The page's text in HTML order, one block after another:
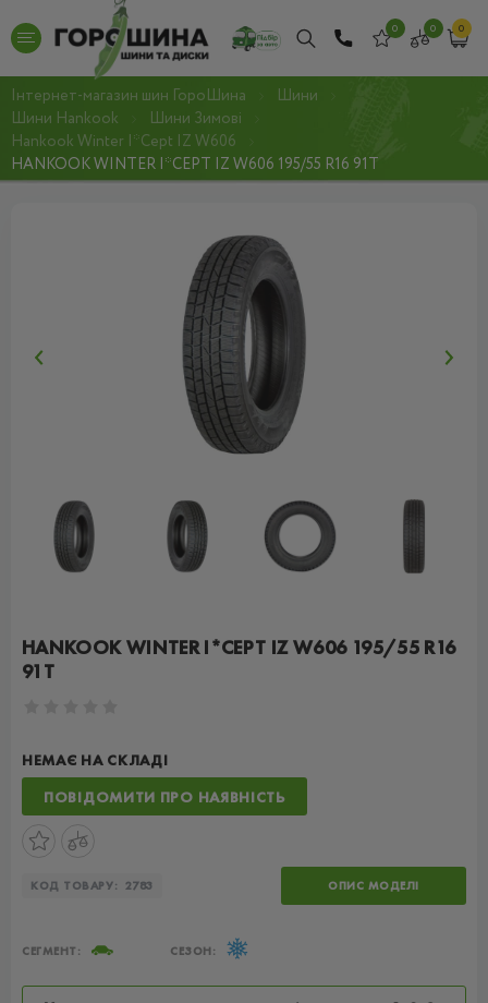
0 0 0
Інтернет-магазин шин ГороШина
Шини
Шини Hankook
Шини Зимові
Hankook Winter I*Cept IZ W606
HANKOOK WINTER I*CEPT IZ W606 195/55 R16 91T
HANKOOK WINTER I*CEPT IZ W606 195/55 R16
91T
НЕМАЄ НА СКЛАДІ
ПОВІДОМИТИ ПРО НАЯВНІСТЬ
КОД ТОВАРУ: 2783 ОПИС МОДЕЛІ
СЕГМЕНТ: СЕЗОН: